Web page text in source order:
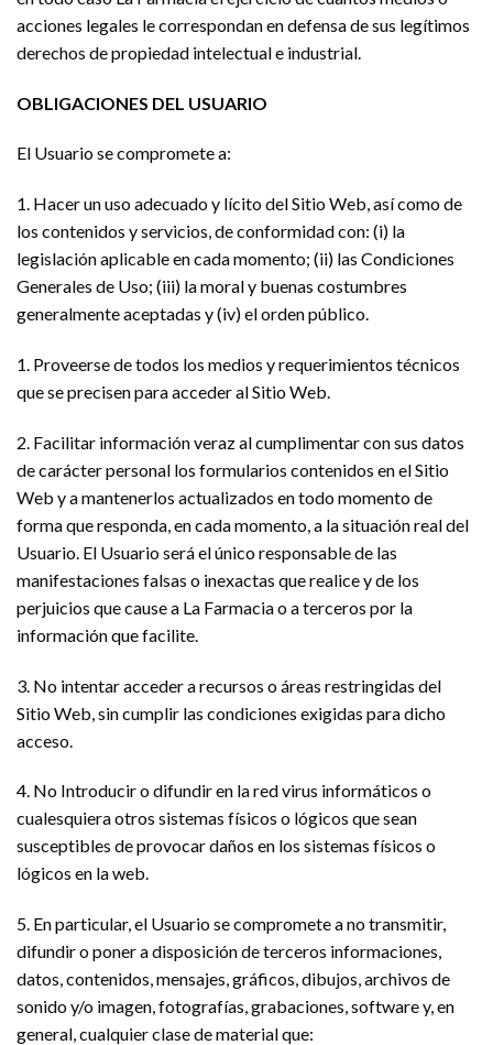
acciones legales le correspondan en defensa de sus legítimos
derechos de propiedad intelectual e industrial.
OBLIGACIONES DEL USUARIO
El Usuario se compromete a:
1. Hacer un uso adecuado y lícito del Sitio Web, así como de
los contenidos y servicios, de conformidad con: (i) la
legislación aplicable en cada momento; (ii) las Condiciones
Generales de Uso; (iii) la moral y buenas costumbres
generalmente aceptadas y (iv) el orden público.
1. Proveerse de todos los medios y requerimientos técnicos
que se precisen para acceder al Sitio Web.
2. Facilitar información veraz al cumplimentar con sus datos
de carácter personal los formularios contenidos en el Sitio
Web y a mantenerlos actualizados en todo momento de
forma que responda, en cada momento, a la situación real del
Usuario. El Usuario será el único responsable de las
manifestaciones falsas o inexactas que realice y de los
perjuicios que cause a La Farmacia o a terceros por la
información que facilite.
3. No intentar acceder a recursos o áreas restringidas del
Sitio Web, sin cumplir las condiciones exigidas para dicho
acceso.
4. No Introducir o difundir en la red virus informáticos o
cualesquiera otros sistemas físicos o lógicos que sean
susceptibles de provocar daños en los sistemas físicos o
lógicos en la web.
5. En particular, el Usuario se compromete a no transmitir,
difundir o poner a disposición de terceros informaciones,
datos, contenidos, mensajes, gráficos, dibujos, archivos de
sonido y/o imagen, fotografías, grabaciones, software y, en
general, cualquier clase de material que: